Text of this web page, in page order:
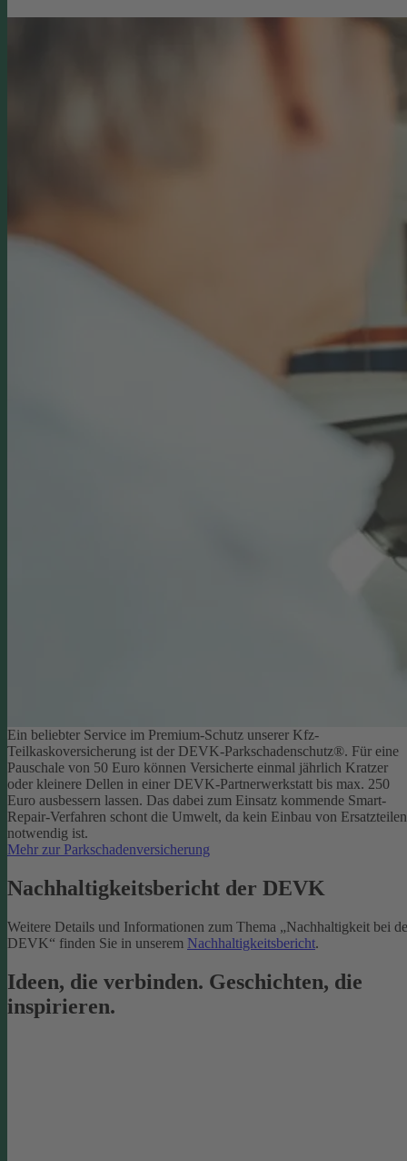
Ein beliebter Service im Premium-Schutz unserer Kfz-
Teilkaskoversicherung ist der DEVK-Parkschadenschutz®. Für eine
Pauschale von 50 Euro können Versicherte einmal jährlich Kratzer
oder kleinere Dellen in einer DEVK-Partnerwerkstatt bis max. 250
Euro ausbessern lassen. Das dabei zum Einsatz kommende Smart-
Repair-Verfahren schont die Umwelt, da kein Einbau von Ersatzteilen
notwendig ist.
Mehr zur Parkschadenversicherung
Nachhaltigkeitsbericht der DEVK
Weitere Details und Informationen zum Thema „Nachhaltigkeit bei
DEVK“ finden Sie in unserem Nachhaltigkeitsbericht.
Ideen, die verbinden. Geschichten, die
inspirieren.